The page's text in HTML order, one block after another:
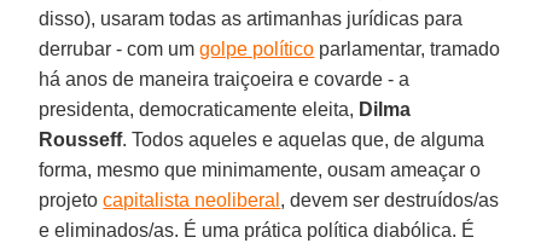
disso), usaram todas as artimanhas jurídicas para
derrubar - com umgolpe político parlamentar, tramado
há anos de maneira traiçoeira e covarde - a
presidenta, democraticamente eleita, Dilma
Rousseff. Todos aqueles e aquelas que, de alguma
forma, mesmo que minimamente, ousam ameaçar o
projetocapitalista neoliberal , devem ser destruídos/as
e eliminados/as. É uma prática política diabólica. É